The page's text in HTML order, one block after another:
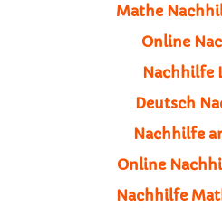
Mathe
Online
Nachhilfe
Deutsch
Nachhilfe
Online
Nachhilfe